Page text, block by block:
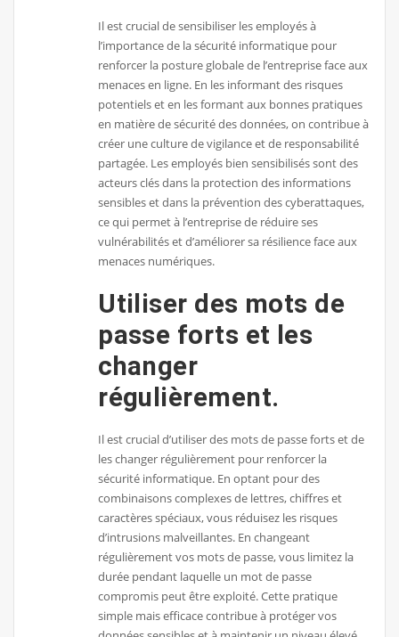
Il est crucial de sensibiliser les employés à
l’importance de la sécurité informatique pour
renforcer la posture globale de l’entreprise face aux
menaces en ligne. En les informant des risques
potentiels et en les formant aux bonnes pratiques
en matière de sécurité des données, on contribue à
créer une culture de vigilance et de responsabilité
partagée. Les employés bien sensibilisés sont des
acteurs clés dans la protection des informations
sensibles et dans la prévention des cyberattaques,
ce qui permet à l’entreprise de réduire ses
vulnérabilités et d’améliorer sa résilience face aux
menaces numériques.
Utiliser des mots de
passe forts et les
changer
régulièrement.
Il est crucial d’utiliser des mots de passe forts et de
les changer régulièrement pour renforcer la
sécurité informatique. En optant pour des
combinaisons complexes de lettres, chiffres et
caractères spéciaux, vous réduisez les risques
d’intrusions malveillantes. En changeant
régulièrement vos mots de passe, vous limitez la
durée pendant laquelle un mot de passe
compromis peut être exploité. Cette pratique
simple mais efficace contribue à protéger vos